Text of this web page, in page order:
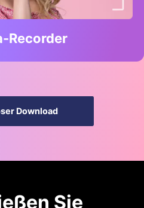
Recorder
Download
Sie